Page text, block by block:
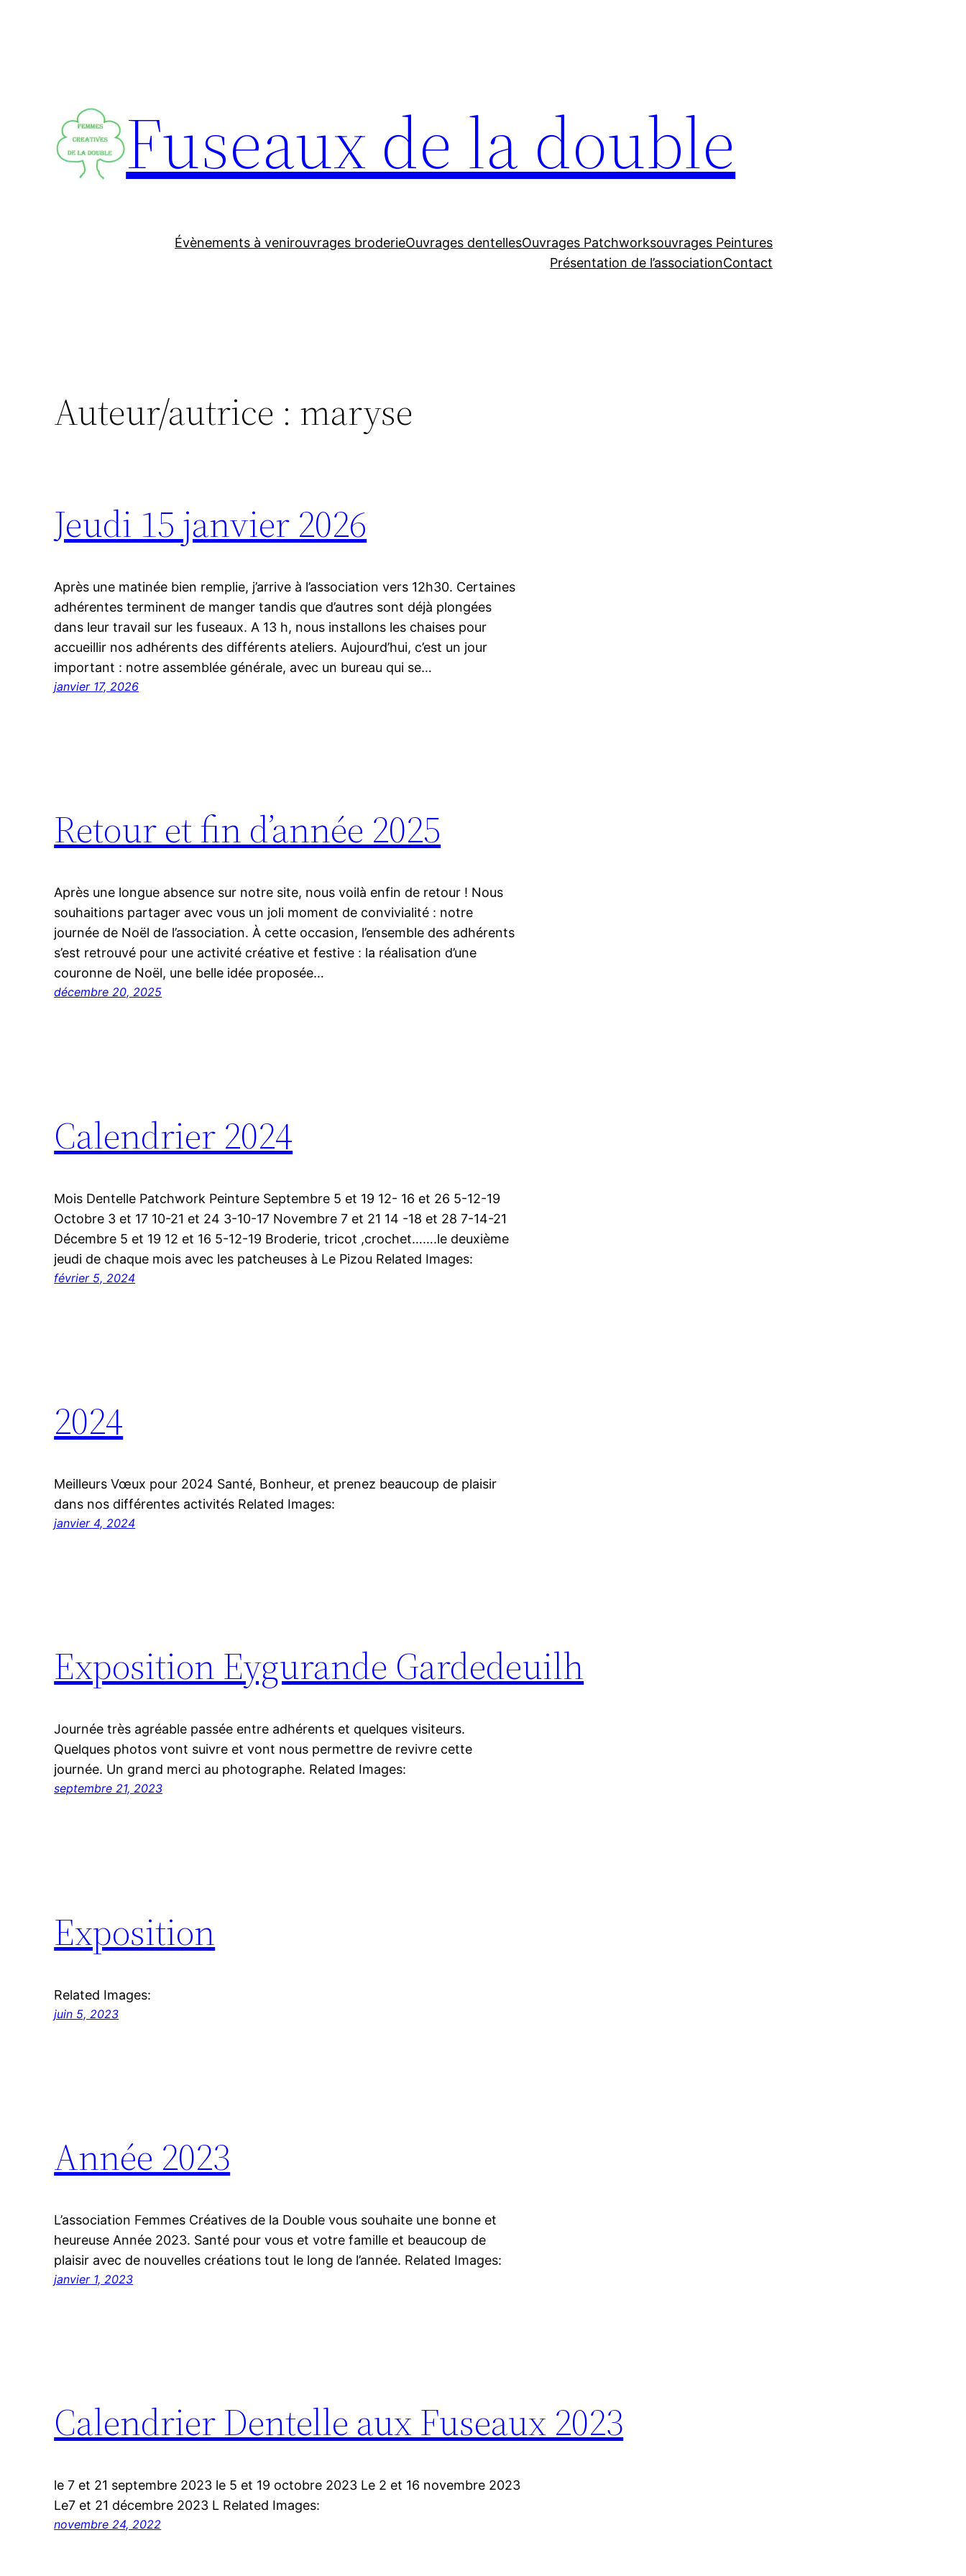
Fuseaux de la double
Évènements à venirouvrages broderieOuvrages dentellesOuvrages Patchworksouvrages Peintures
Présentation de l’associationContact
Auteur/autrice : maryse
Jeudi 15 janvier 2026
Après une matinée bien remplie, j’arrive à l’association vers 12h30. Certaines
adhérentes terminent de manger tandis que d’autres sont déjà plongées
dans leur travail sur les fuseaux. A 13 h, nous installons les chaises pour
accueillir nos adhérents des différents ateliers. Aujourd’hui, c’est un jour
important : notre assemblée générale, avec un bureau qui se…
janvier 17, 2026
Retour et fin d’année 2025
Après une longue absence sur notre site, nous voilà enfin de retour ! Nous
souhaitions partager avec vous un joli moment de convivialité : notre
journée de Noël de l’association. À cette occasion, l’ensemble des adhérents
s’est retrouvé pour une activité créative et festive : la réalisation d’une
couronne de Noël, une belle idée proposée…
décembre 20, 2025
Calendrier 2024
Mois Dentelle Patchwork Peinture Septembre 5 et 19 12- 16 et 26 5-12-19
Octobre 3 et 17 10-21 et 24 3-10-17 Novembre 7 et 21 14 -18 et 28 7-14-21
Décembre 5 et 19 12 et 16 5-12-19 Broderie, tricot ,crochet…….le deuxième
jeudi de chaque mois avec les patcheuses à Le Pizou Related Images:
février 5, 2024
2024
Meilleurs Vœux pour 2024 Santé, Bonheur, et prenez beaucoup de plaisir
dans nos différentes activités Related Images:
janvier 4, 2024
Exposition Eygurande Gardedeuilh
Journée très agréable passée entre adhérents et quelques visiteurs.
Quelques photos vont suivre et vont nous permettre de revivre cette
journée. Un grand merci au photographe. Related Images:
septembre 21, 2023
Exposition
Related Images:
juin 5, 2023
Année 2023
L’association Femmes Créatives de la Double vous souhaite une bonne et
heureuse Année 2023. Santé pour vous et votre famille et beaucoup de
plaisir avec de nouvelles créations tout le long de l’année. Related Images:
janvier 1, 2023
Calendrier Dentelle aux Fuseaux 2023
le 7 et 21 septembre 2023 le 5 et 19 octobre 2023 Le 2 et 16 novembre 2023
Le7 et 21 décembre 2023 L Related Images:
novembre 24, 2022